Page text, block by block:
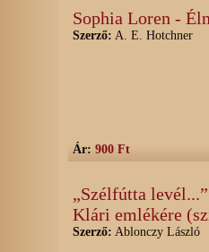
Sophia Loren -
Szerző: A. E. Hotchner
Ár: 900 Ft
„Szélfútta
Klári emlékére
Szerző: Ablonczy László